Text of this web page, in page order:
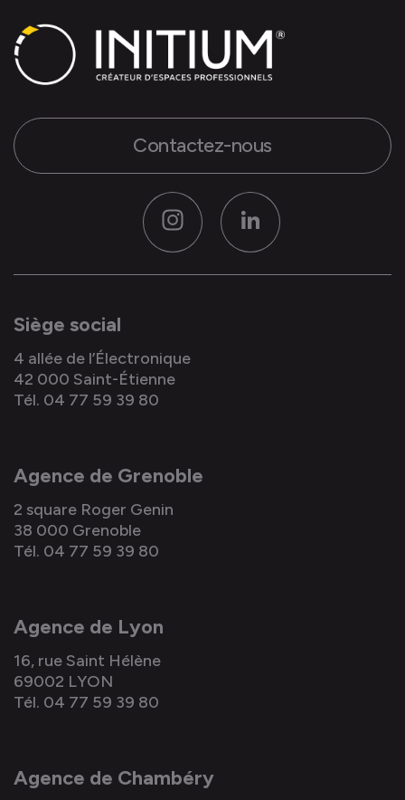
Contactez-nous
InstagramLinkedIn
Siège social
4 allée de l’Électronique
42 000 Saint-Étienne
Tél. 04 77 59 39 80
Agence de Grenoble
2 square Roger Genin
38 000 Grenoble
Tél. 04 77 59 39 80
Agence de Lyon
16, rue Saint Hélène
69002 LYON
Tél. 04 77 59 39 80
Agence de Chambéry